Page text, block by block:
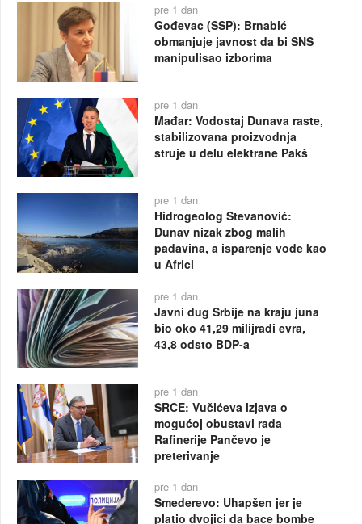
pre 1 dan
Gođevac (SSP): Brnabić
obmanjuje javnost da bi SNS
manipulisao izborima
pre 1 dan
Mađar: Vodostaj Dunava raste,
stabilizovana proizvodnja
struje u delu elektrane Pakš
pre 1 dan
Hidrogeolog Stevanović:
Dunav nizak zbog malih
padavina, a isparenje vode kao
u Africi
pre 1 dan
Javni dug Srbije na kraju juna
bio oko 41,29 milijradi evra,
43,8 odsto BDP-a
pre 1 dan
SRCE: Vučićeva izjava o
mogućoj obustavi rada
Rafinerije Pančevo je
preterivanje
pre 1 dan
Smederevo: Uhapšen jer je
platio dvojici da bace bombe